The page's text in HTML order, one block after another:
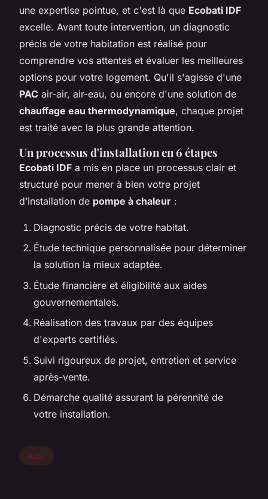
une expertise pointue, et c'est là que Ecobati IDF
excelle. Avant toute intervention, un diagnostic
précis de votre habitation est réalisé pour
comprendre vos attentes et évaluer les meilleures
options pour votre logement. Qu'il s'agisse d'une
PAC air-air, air-eau, ou encore d'une solution de
chauffage eau thermodynamique, chaque projet
est traité avec la plus grande attention.
Un processus d'installation en 6 étapes
Ecobati IDF a mis en place un processus clair et
structuré pour mener à bien votre projet
d’installation de pompe à chaleur :
Diagnostic précis de votre habitat.
Étude technique personnalisée pour déterminer
la solution la mieux adaptée.
Étude financière et éligibilité aux aides
gouvernementales.
Réalisation des travaux par des équipes
d'experts certifiés.
Suivi rigoureux de projet, entretien et service
après-vente.
Démarche qualité assurant la pérennité de
votre installation.
Actu